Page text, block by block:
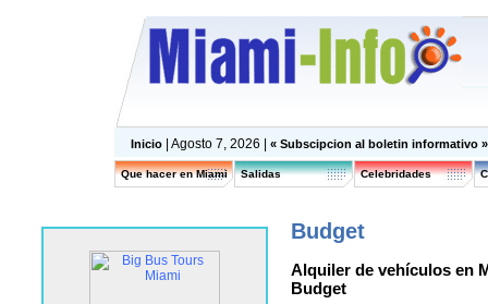
Inicio | Agosto 7, 2026 | « Subscipcion al boletin informativo
Que hacer en Miami Salidas Celebridades
Budget
Alquiler de vehículos en
Budget